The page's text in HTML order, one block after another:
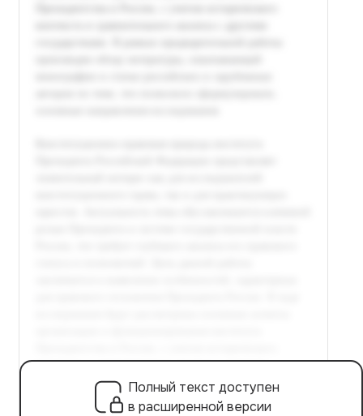
Полный текст доступен
в расширенной версии